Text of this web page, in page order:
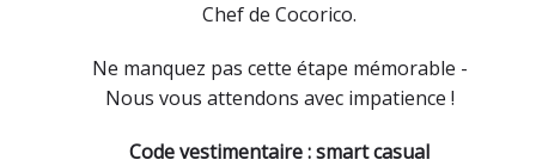
Chef de Cocorico.
Ne manquez pas cette étape mémorable -
Nous vous attendons avec impatience !
Code vestimentaire : smart casual